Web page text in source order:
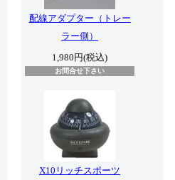
配線アダプター（トレー
ラー側）
1,980円(税込)
お問合せ下さい
X10リッチスポーツ